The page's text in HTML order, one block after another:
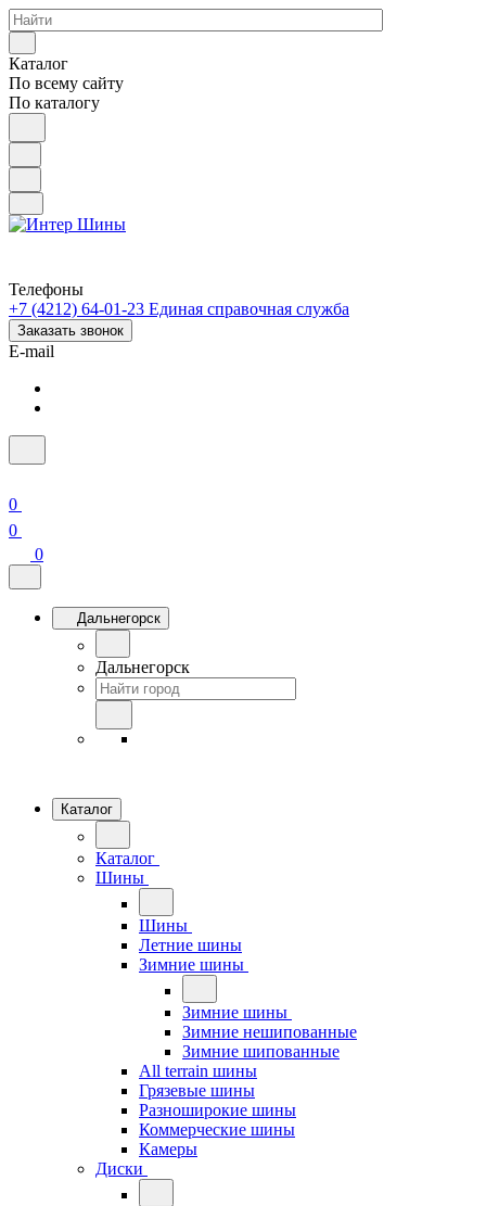
Каталог
По всему сайту
По каталогу
Телефоны
+7 (4212) 64-01-23 Единая справочная служба
Заказать звонок
E-mail
0
0
0
Дальнегорск
Дальнегорск
Каталог
Каталог
Шины
Шины
Летние шины
Зимние шины
Зимние шины
Зимние нешипованные
Зимние шипованные
All terrain шины
Грязевые шины
Разноширокие шины
Коммерческие шины
Камеры
Диски